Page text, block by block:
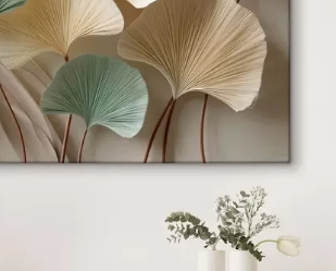
tinta